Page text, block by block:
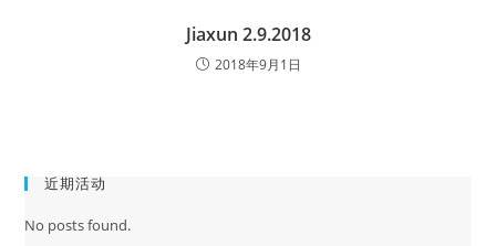
Jiaxun 2.9.2018
2018年9月1日
近期活动
No posts found.